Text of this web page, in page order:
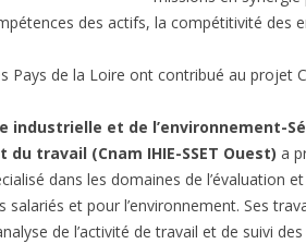
COMPRENEZ L’IMPACT
ENVIRONNEMENTAL
des actifs, la compétitivité des
Pays de la Loire ont contribué au projet
industrielle et de l’environnement-
du travail (Cnam IHIE-SSET Ouest) a
dans les domaines de l’évaluation
salariés et pour l’environnement. Ses
de l’activité de travail et de suivi